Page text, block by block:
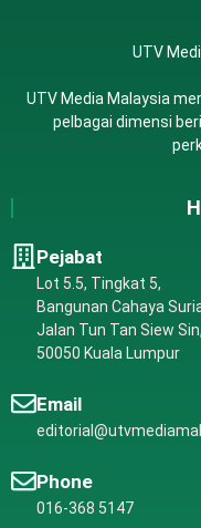
UTV
UTV Media Malaysia
pelbagai dimensi
Pejabat
Lot 5.5, Tingkat 5,
Bangunan Cahaya
Jalan Tun Tan Siew Sin,
50050 Kuala Lumpur
Email
Phone
016-368 5147